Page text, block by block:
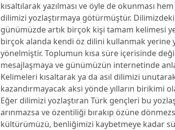
kısaltılarak yazılması ve öyle de okunması
dilimizi yozlaştırmaya götürmüştür.
günümüzde artık birçok kişi tamam kelimesi
birçok alanda kendi öz dilini kullanmak yerine
yönelmiştir. Toplumun kısa süre içerisinde
mesajlaşmaya ve günümüzün internetinde
Kelimeleri kısaltarak ya da asıl dilimizi
kazandırmayacak aksi yönde yılların birikimi
Eğer dilimizi yozlaştıran Türk gençleri bu
arınmazsa ve özentiliği bırakıp özüne
kültürümüzü, benliğimizi kaybetmeye kadar